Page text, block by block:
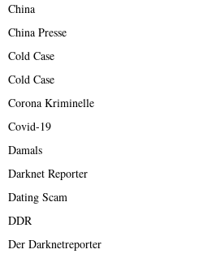
China
China Presse
Cold Case
Cold Case
Corona Kriminelle
Covid-19
Damals
Darknet Reporter
Dating Scam
DDR
Der Darknetreporter